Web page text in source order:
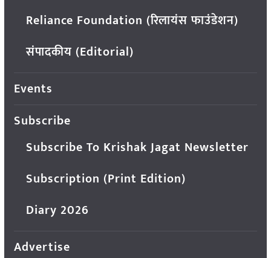
Reliance Foundation (रिलायंस फाउंडेशन)
संपादकीय (Editorial)
Events
Subscribe
Subscribe To Krishak Jagat Newsletter
Subscription (Print Edition)
Diary 2026
Advertise